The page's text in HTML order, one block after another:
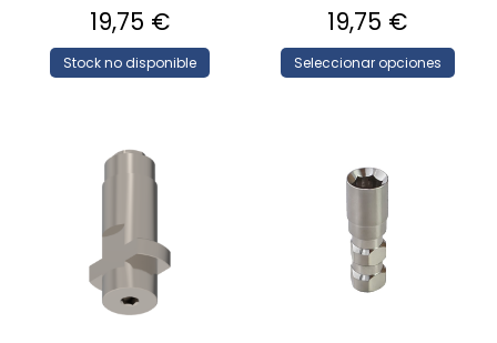
19,75 €
Stock no disponible
19,75 €
Seleccionar opciones